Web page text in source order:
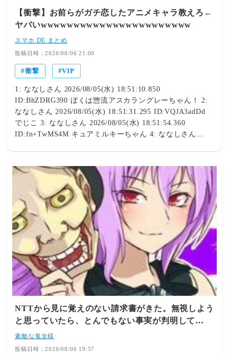
【衝撃】お前らがガチ恋したアニメキャラ教えろ←
ヤバいwwwwwwwwwwwwwwwwwwwwwww
スマホ DE まとめ
投稿日時：2026/08/06 21:00
衝撃 VIP
1: ななしさん 2026/08/05(水) 18:51:10.850
ID:BhZDRG390 ぼくは惣流アスカラングレーちゃん！ 2:
ななしさん 2026/08/05(水) 18:51:31.295 ID:VQJA3adDd
でじこ 3: ななしさん 2026/08/05(水) 18:51:54.360
ID:fn+TwMS4M キュアミルキーちゃん 4: ななしさん
らいの時に見たうさぎアニメ 今考えると獣人だなw 14: な
なしさん 2026/08/05(水) 18:57:24.375 ID:OiBicPNKM >>5
なにそれきになる 16: ななしさん 2026/08/05(水)
19:05:26.481 ID:iJJ6iIuH0 >>14 何なのか覚えてないけど
うさぎだったのは覚えてる 17: ななしさん 2026/08/05(水)
19:10:54.859 ID:xoETlOjkM >>16 そういう小さい頃のよ
くわからない体験的なやつって良いよな 今の嗜好にも何
かしら影響ありそう 6: ななしさん 2026/08/05(水)
18:52:10.089 ID:Q1UniQv30 ちびまる子ちゃん好きになっ
て自分でもとまどった 7: ななしさん 2026/08/05(水)
18:52:21.629 ID:njTGpV8N0 アニメなんぞ見ていたらろく
な大人になれないぞ 8: ななしさん 2026/08/05(水)
18:55:11.634 ID:lzHt8PtJ0 ピカチュウ 9: ななしさん
2026/08/05(水) 18:55:33.772 ID:zJ0dBmVe0 アニメにはい
ないな 11: ななしさん 2026/08/05(水) 18:56:26.183
ID:gAVN/0Di0 ショコラお姉ちゃん 12: ななしさん
2026/08/05(水) 18:56:32.966 ID:QSJRJvMk0 森島はるか
NTTから見に覚えのない請求書がきた。無視しよう
と思っていたら、とんでもない事実が判明して…
素敵な鬼女様
投稿日時：2026/08/06 19:57